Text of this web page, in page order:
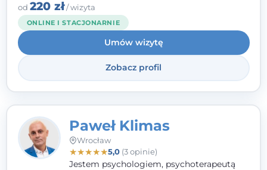
w wyrażaniu swojego zdania. Kieruję się
etyką zawodową, wierząc, że każdy
człowiek powinien otrzymać wsparcie i
pomoc, by poradzić sobie ze swoimi
problemami.
od 220 zł/ wizyta
ONLINE I STACJONARNIE
Umów wizytę
Zobacz profil
Paweł Klimas
Wrocław
★★★★★5,0(3 opinie)
Jestem psychologiem, psychoterapeutą